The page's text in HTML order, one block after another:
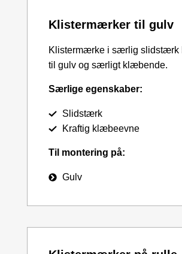
Klistermærker til gulv
Klistermærke i særlig slidstærk
til gulv og særligt klæbende.
Særlige egenskaber:
Slidstærk
Kraftig klæbeevne
Til montering på:
Gulv